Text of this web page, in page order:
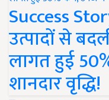
Success
उत्पादों से
लागत हुई
शानदार वृद्धि!